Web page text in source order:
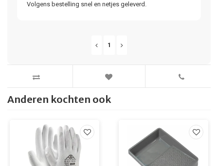
Volgens bestelling snel en netjes geleverd.
1
Anderen kochten ook